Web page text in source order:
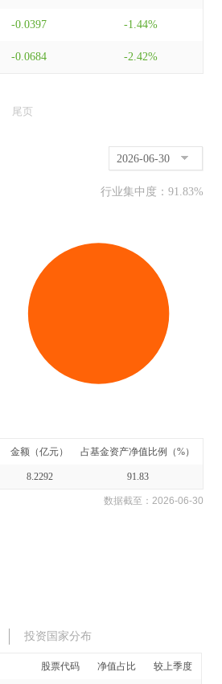
-0.0397 -1.44%
-0.0684 -2.42%
尾页
2026-06-30
行业集中度： 91.83%
金额（亿元） 占基金资产净值比例（%）
8.2292 91.83
数据截至： 2026-06-30
投资国家分布
股票代码 净值占比 较上季度